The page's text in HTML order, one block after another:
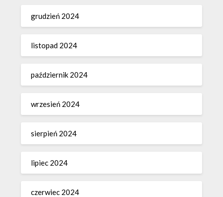
grudzień 2024
listopad 2024
październik 2024
wrzesień 2024
sierpień 2024
lipiec 2024
czerwiec 2024